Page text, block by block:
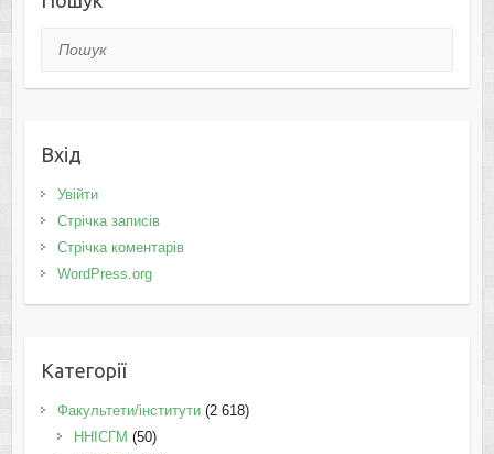
Пошук
Вхід
Увійти
Стрічка записів
Стрічка коментарів
WordPress.org
Категорії
Факультети/інститути(2 618)
ННІСГМ (50)